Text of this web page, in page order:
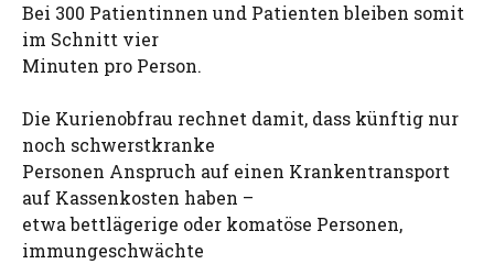
Bei 300 Patientinnen und Patienten bleiben somit
im Schnitt vier
Minuten pro Person.
Die Kurienobfrau rechnet damit, dass künftig nur
noch schwerstkranke
Personen Anspruch auf einen Krankentransport
auf Kassenkosten haben –
etwa bettlägerige oder komatöse Personen,
immungeschwächte